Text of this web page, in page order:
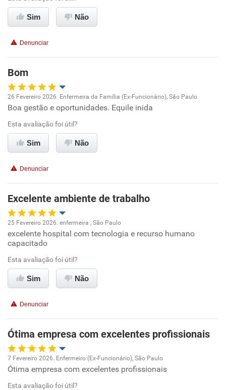
Ambiente de trabalho
Benefícios
Recomenda esta empresa
Recomenda a diretoria
Sim Não
Denunciar
Bom
Oportunidade de promoção
Ambiente de trabalho
Benefícios
Recomenda esta empresa
Recomenda a diretoria
26 Fevereiro 2026. Enfermeira da Família (Ex-Funcionário), São Paulo
Boa gestão e oportunidades. Equile inida
Esta avaliação foi útil?
Sim Não
Denunciar
Excelente ambiente de trabalho
Oportunidade de promoção
Ambiente de trabalho
Conciliação com a vida familiar
Recomenda esta empresa
25 Fevereiro 2026. enfermeira , São Paulo
excelente hospital com tecnologia e recurso humano
capacitado
Esta avaliação foi útil?
Sim Não
Denunciar
Ótima empresa com excelentes profissionais
Oportunidade de promoção
7 Fevereiro 2026. Enfermeiro (Ex-Funcionário), São Paulo
Ótima empresa com excelentes profissionais
Esta avaliação foi útil?